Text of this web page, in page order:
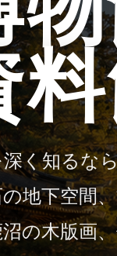
く知るな
地下空間
の木版画